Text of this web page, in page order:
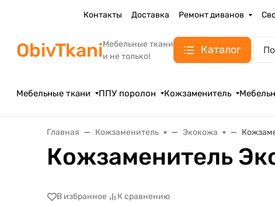
Контакты Доставка Ремонт диванов
ObivTkaniМебельные ткани
и не только!
Каталог
Мебельные ткани ППУ поролон Кожзаменитель
Главная Кожзаменитель Экокожа
Кожзаменитель
В избранное К сравнению